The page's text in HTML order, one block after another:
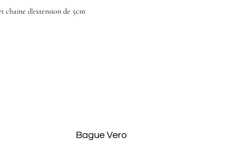
chaine d'extension de 5cm
Bague Vero